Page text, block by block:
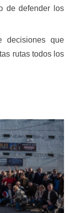
de defender los
decisiones que
rutas todos los